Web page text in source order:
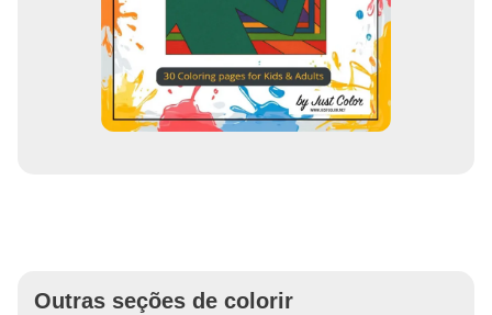
Outras seções de colorir